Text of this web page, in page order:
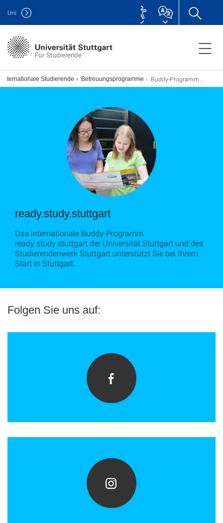
Für Studierende
Uni
Internationale Studierende Betreuungsprogramme Buddy-Programm ready.study.stuttgart
ready.study.stuttgart
Das internationale Buddy-Programm
ready.study.stuttgart der Universität Stuttgart und des
Studierendenwerk Stuttgart unterstützt Sie bei Ihrem
Start in Stuttgart.
Folgen Sie uns auf: